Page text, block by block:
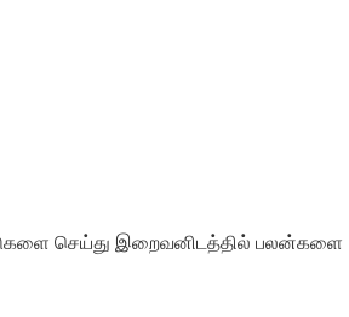
செய்து இறைவனிடத்தில் பலன்களை